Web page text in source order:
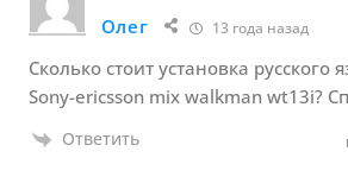
Олег 13 года назад
Сколько стоит установка русского
Sony-ericsson mix walkman wt13i?
Ответить